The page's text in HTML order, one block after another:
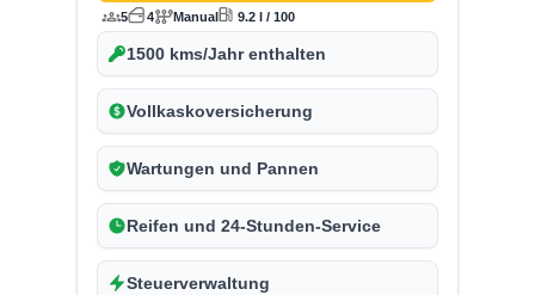
5 4 Manual 9.2 l / 100
1500 kms/Jahr enthalten
Vollkaskoversicherung
Wartungen und Pannen
Reifen und 24-Stunden-Service
Steuerverwaltung